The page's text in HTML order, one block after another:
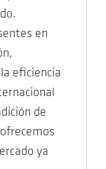
en
eficiencia
de
ya